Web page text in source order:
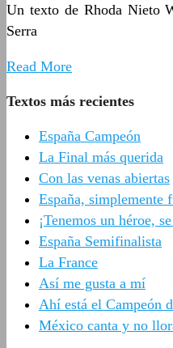
Un texto de Rhoda Nieto
Serra
Read More
Textos más recientes
España Campeón
La Final más querida
Con las venas abiertas
España, simplemente
¡Tenemos un héroe,
España Semifinalista
La France
Así me gusta a mí
Ahí está el Campeón
México canta y no